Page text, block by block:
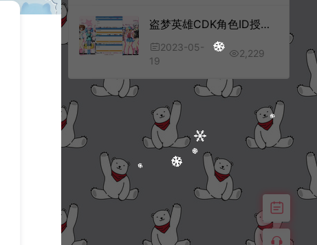
盗梦英雄CDK角色ID授权后台+层叠式物品+使用说明
2023-05-
19
2,229